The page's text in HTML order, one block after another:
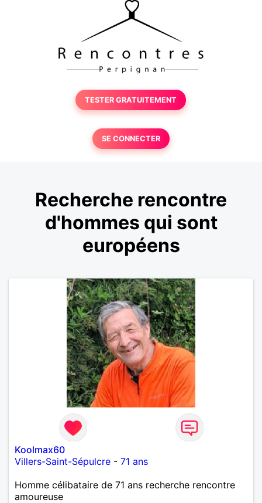
TESTER GRATUITEMENT
SE CONNECTER
Recherche rencontre
d'hommes qui sont
européens
Koolmax60
Villers-Saint-Sépulcre - 71 ans
Homme célibataire de 71 ans recherche rencontre
amoureuse